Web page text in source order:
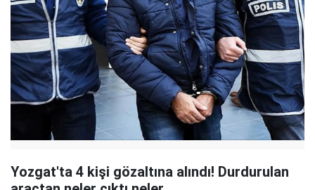
Yozgat'ta 4 kişi gözaltına alındı! Durdurulan